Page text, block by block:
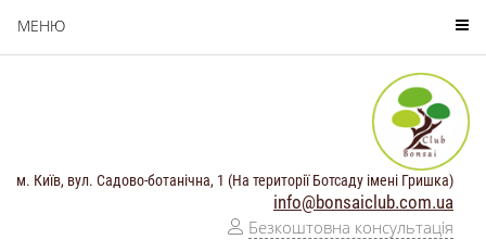
МЕНЮ
м. Київ, вул. Садово-ботанічна, 1 (На території Ботсаду імені Гришка)
info@bonsaiclub.com.ua
Безкоштовна консультація